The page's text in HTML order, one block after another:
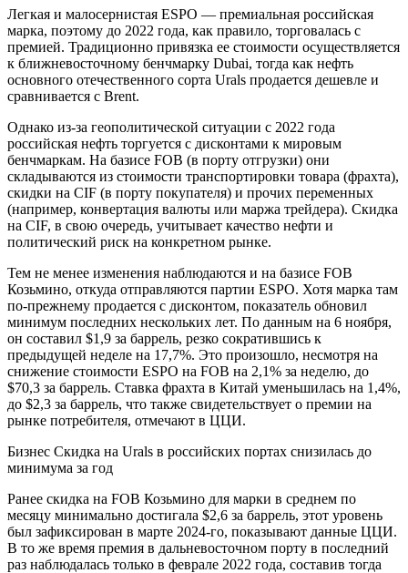
Легкая и малосернистая ESPO — премиальная российская
марка, поэтому до 2022 года, как правило, торговалась с
премией. Традиционно привязка ее стоимости осуществляется
к ближневосточному бенчмарку Dubai, тогда как нефть
основного отечественного сорта Urals продается дешевле и
сравнивается с Brent.
Однако из-за геополитической ситуации с 2022 года
российская нефть торгуется с дисконтами к мировым
бенчмаркам. На базисе FOB (в порту отгрузки) они
складываются из стоимости транспортировки товара (фрахта),
скидки на CIF (в порту покупателя) и прочих переменных
(например, конвертация валюты или маржа трейдера). Скидка
на CIF, в свою очередь, учитывает качество нефти и
политический риск на конкретном рынке.
Тем не менее изменения наблюдаются и на базисе FOB
Козьмино, откуда отправляются партии ESPO. Хотя марка там
по-прежнему продается с дисконтом, показатель обновил
минимум последних нескольких лет. По данным на 6 ноября,
он составил $1,9 за баррель, резко сократившись к
предыдущей неделе на 17,7%. Это произошло, несмотря на
снижение стоимости ESPO на FOB на 2,1% за неделю, до
$70,3 за баррель. Ставка фрахта в Китай уменьшилась на 1,4%,
до $2,3 за баррель, что также свидетельствует о премии на
рынке потребителя, отмечают в ЦЦИ.
Бизнес Скидка на Urals в российских портах снизилась до
минимума за год
Ранее скидка на FOB Козьмино для марки в среднем по
месяцу минимально достигала $2,6 за баррель, этот уровень
был зафиксирован в марте 2024-го, показывают данные ЦЦИ.
В то же время премия в дальневосточном порту в последний
раз наблюдалась только в феврале 2022 года, составив тогда